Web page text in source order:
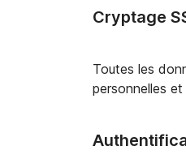
Cryptage
Toutes les
personnelles